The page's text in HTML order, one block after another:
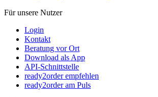
Für unsere Nutzer
Login
Kontakt
Beratung vor Ort
Download als App
API-Schnittstelle
ready2order empfehlen
ready2order am Puls